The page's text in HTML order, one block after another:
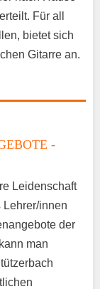
Für all
bietet sich
Gitarre an.
-
Leidenschaft
Lehrer/innen
der
man